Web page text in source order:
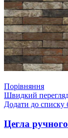
Порівняння
Швидкий
Додати до списку
Цегла